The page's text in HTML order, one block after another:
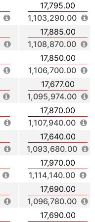
17,795.00
1,103,290.00
17,885.00
1,108,870.00
17,850.00
1,106,700.00
17,677.00
1,095,974.00
17,870.00
1,107,940.00
17,640.00
1,093,680.00
17,970.00
1,114,140.00
17,690.00
1,096,780.00
17,690.00